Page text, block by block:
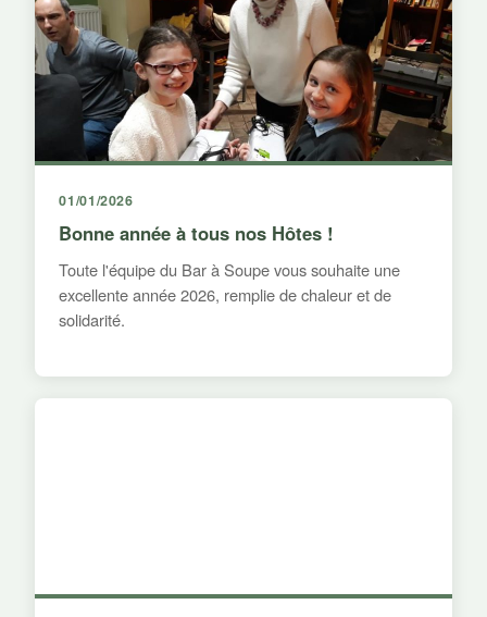
01/01/2026
Bonne année à tous nos Hôtes !
Toute l'équipe du Bar à Soupe vous souhaite une
excellente année 2026, remplie de chaleur et de
solidarité.